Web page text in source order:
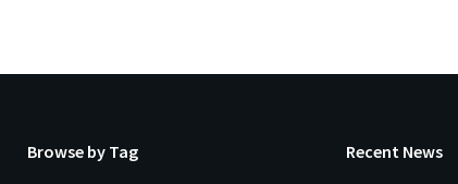
Browse by Tag Recent News